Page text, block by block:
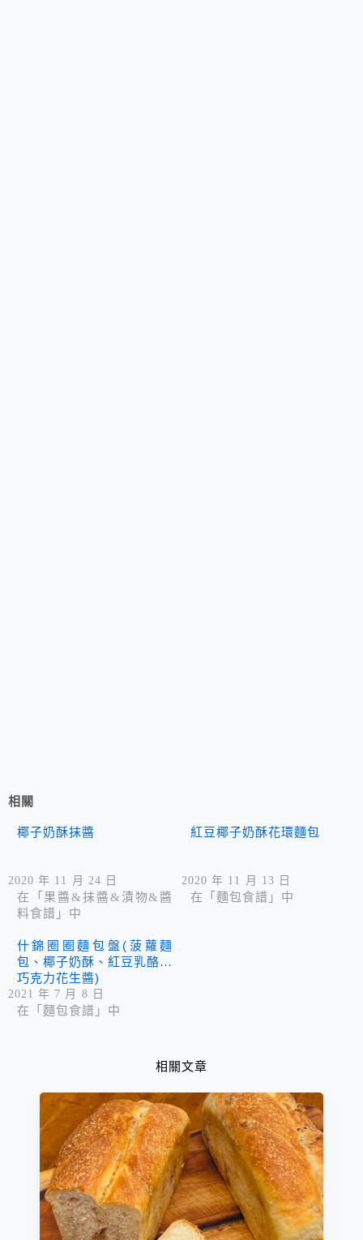
相關
椰子奶酥抹醬
2020 年 11 月 24 日
在「果醬&抹醬&漬物&醬
料食譜」中
紅豆椰子奶酥花環麵包
2020 年 11 月 13 日
在「麵包食譜」中
什錦圈圈麵包盤(菠蘿麵
包、椰子奶酥、紅豆乳酪、
巧克力花生醬)
2021 年 7 月 8 日
在「麵包食譜」中
相關文章